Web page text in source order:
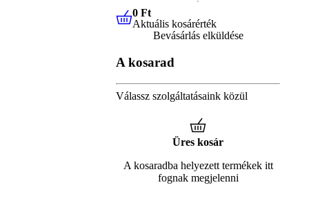
0 FtAktuális kosárérték
0 Ft
Aktuális kosárérték
Bevásárlás elküldése
A kosarad
Válassz szolgáltatásaink közül
Üres kosár
A kosaradba helyezett termékek itt
fognak megjelenni